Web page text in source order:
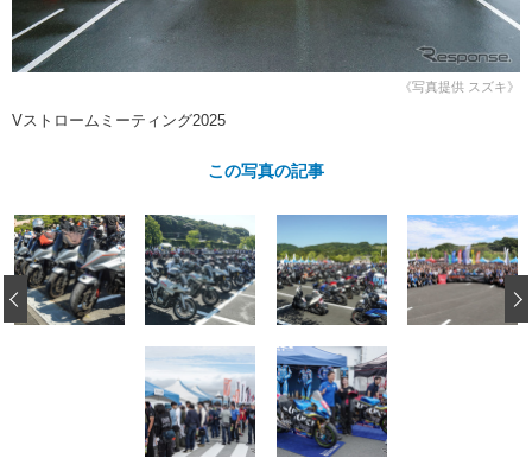
フィルム・ラッピング
ストップ 不具合修理＆粗悪修理
カーメーカー「旧車」関連プロジェ
ショップ紹介
ショップレポート プロショップ検索
レストア
カーメーカー「旧車」関連プロジ
イベント
《写真提供 スズキ》
Vストロームミーティング2025
この写真の記事
‹